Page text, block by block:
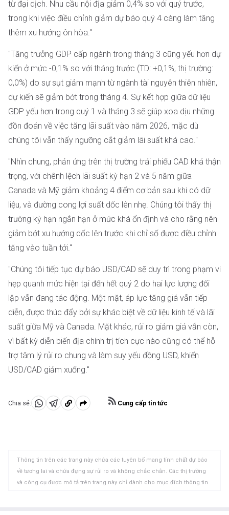
từ đại dịch. Nhu cầu nội địa giảm 0,4% so với quý trước,
trong khi việc điều chỉnh giảm dự báo quý 4 càng làm tăng
thêm xu hướng ôn hòa."
"Tăng trưởng GDP cấp ngành trong tháng 3 cũng yếu hơn dự
kiến ​​ở mức -0,1% so với tháng trước (TD: +0,1%, thị trường:
0,0%) do sự sụt giảm mạnh từ ngành tài nguyên thiên nhiên,
dự kiến ​​sẽ giảm bớt trong tháng 4. Sự kết hợp giữa dữ liệu
GDP yếu hơn trong quý 1 và tháng 3 sẽ giúp xoa dịu những
đồn đoán về việc tăng lãi suất vào năm 2026, mặc dù
chúng tôi vẫn thấy ngưỡng cắt giảm lãi suất khá cao."
"Nhìn chung, phản ứng trên thị trường trái phiếu CAD khá thận
trọng, với chênh lệch lãi suất kỳ hạn 2 và 5 năm giữa
Canada và Mỹ giảm khoảng 4 điểm cơ bản sau khi có dữ
liệu, và đường cong lợi suất dốc lên nhẹ. Chúng tôi thấy thị
trường kỳ hạn ngắn hạn ở mức khá ổn định và cho rằng nên
giảm bớt xu hướng dốc lên trước khi chỉ số được điều chỉnh
tăng vào tuần tới."
"Chúng tôi tiếp tục dự báo USD/CAD sẽ duy trì trong phạm vi
hẹp quanh mức hiện tại đến hết quý 2 do hai lực lượng đối
lập vẫn đang tác động. Một mặt, áp lực tăng giá vẫn tiếp
diễn, được thúc đẩy bởi sự khác biệt về dữ liệu kinh tế và lãi
suất giữa Mỹ và Canada. Mặt khác, rủi ro giảm giá vẫn còn,
vì bất kỳ diễn biến địa chính trị tích cực nào cũng có thể hỗ
trợ tâm lý rủi ro chung và làm suy yếu đồng USD, khiến
USD/CAD giảm xuống."
Chia sẻ:
Chia Chia Sao
tạm
Cung cấp tin tức
Thông tin trên các trang này chứa các tuyên bố mang tính chất dự báo
về tương lai và chứa đựng sự rủi ro và không chắc chắn. Các thị trường
và công cụ được mô tả trên trang này chỉ dành cho mục đích thông tin